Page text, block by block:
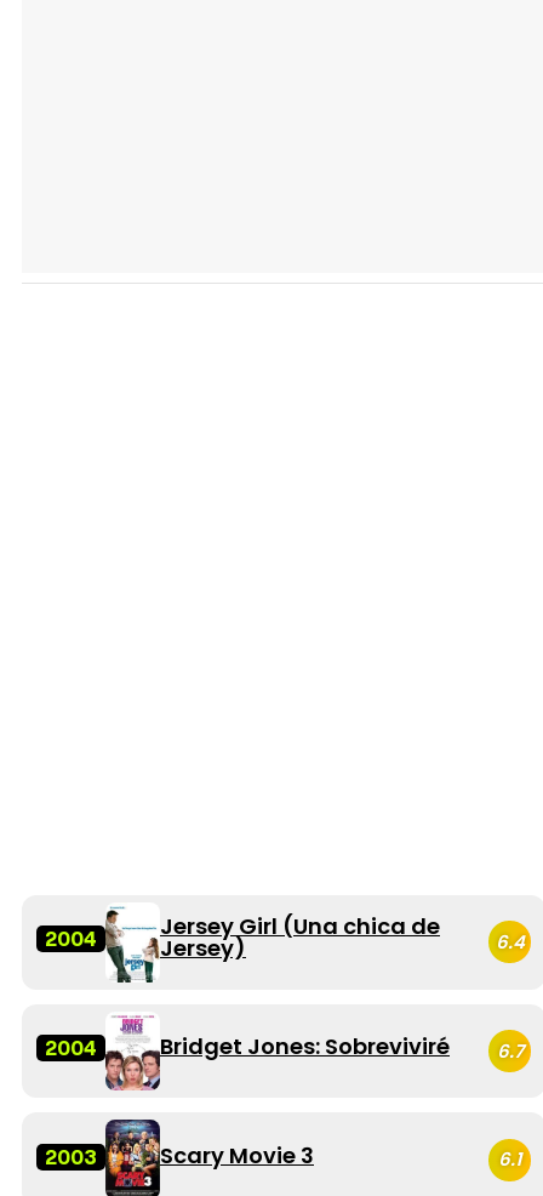
2004 Jersey Girl (Una chica de
Jersey) 6.4
2004 Bridget Jones: Sobreviviré 6.7
2003 Scary Movie 3 6.1